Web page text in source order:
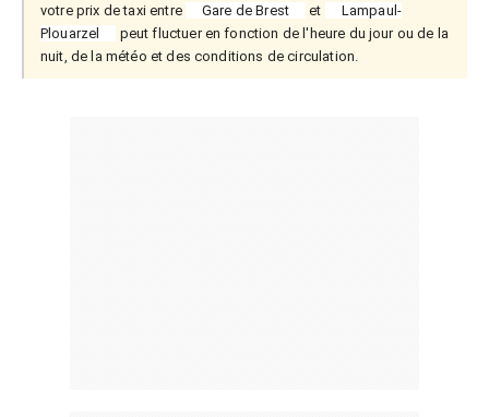
votre prix de taxi entre
Gare de Brest et
Lampaul-
Plouarzel
peut fluctuer en fonction de l'heure du jour ou de la
nuit, de la météo et des conditions de circulation.